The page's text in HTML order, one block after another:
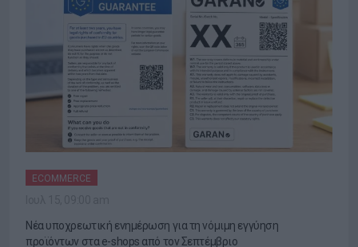
ECOMMERCE
Νέα υποχρεωτική ενημέρωση για τη νόμιμη εγγύηση
προϊόντων στα e-shops από τον Σεπτέμβριο